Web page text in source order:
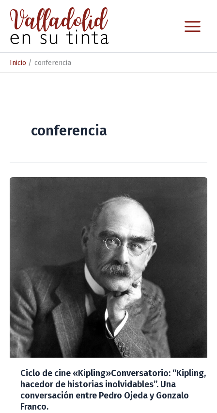
contenido
Inicio conferencia
conferencia
Ciclo de cine «Kipling»Conversatorio: “Kipling,
hacedor de historias inolvidables”. Una
conversación entre Pedro Ojeda y Gonzalo
Franco.